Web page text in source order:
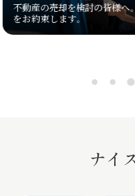
ナイスの木質化リノベー
ナイ